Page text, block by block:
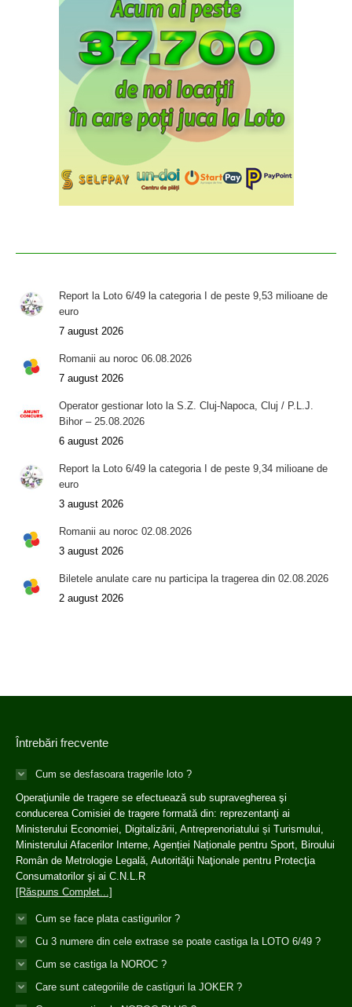
Report la Loto 6/49 la categoria I de peste 9,53 milioane de
euro
7 august 2026
Romanii au noroc 06.08.2026
7 august 2026
Operator gestionar loto la S.Z. Cluj-Napoca, Cluj / P.L.J.
Bihor – 25.08.2026
6 august 2026
Report la Loto 6/49 la categoria I de peste 9,34 milioane de
euro
3 august 2026
Romanii au noroc 02.08.2026
3 august 2026
Biletele anulate care nu participa la tragerea din 02.08.2026
2 august 2026
Întrebări frecvente
Cum se desfasoara tragerile loto ?
Operaţiunile de tragere se efectuează sub supravegherea şi
conducerea Comisiei de tragere formată din: reprezentanţi ai
Ministerului Economiei, Digitalizării, Antreprenoriatului și Turismului,
Ministerului Afacerilor Interne, Agenției Naționale pentru Sport, Biroului
Român de Metrologie Legală, Autorităţii Naţionale pentru Protecţia
Consumatorilor şi ai C.N.L.R
[Răspuns Complet...]
Cum se face plata castigurilor ?
Cu 3 numere din cele extrase se poate castiga la LOTO 6/49 ?
Cum se castiga la NOROC ?
Care sunt categoriile de castiguri la JOKER ?